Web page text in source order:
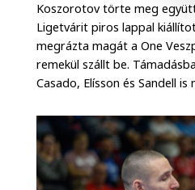
Koszorotov törte meg
Ligetvárit piros lappal
megrázta magát a One
remekül szállt be.
Casado, Elísson és Sandell